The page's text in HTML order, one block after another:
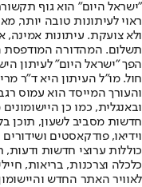
"ישראל היום" הוא גוף
ראוי לעיתונות טובה יותר,
ולא צועקת. עיתונות אמינה,
הפך "ישראל היום" לעיתון
חול. מו"ל העיתון היא ד"ר
והעורך המייסד הוא עמוס
חדשות מסביב לשעון, תוכן
וידיאו, פודקאסטים
כוללות ערוצי חדשות ודעות,
לאוויר האתר החדש